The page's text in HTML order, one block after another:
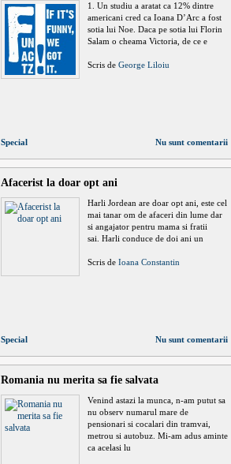
1. Un studiu a aratat ca 12% dintre
americani cred ca Ioana D’Arc a fost
sotia lui Noe. Daca pe sotia lui Florin
Salam o cheama Victoria, de ce e
Scris de George Liloiu
Special Nu sunt comentarii
Afacerist la doar opt ani
Harli Jordean are doar opt ani, este cel
mai tanar om de afaceri din lume dar
si angajator pentru mama si fratii
sai. Harli conduce de doi ani un
Scris de Ioana Constantin
Special Nu sunt comentarii
Romania nu merita sa fie salvata
Venind astazi la munca, n-am putut sa
nu observ numarul mare de
pensionari si cocalari din tramvai,
metrou si autobuz. Mi-am adus aminte
ca acelasi lu